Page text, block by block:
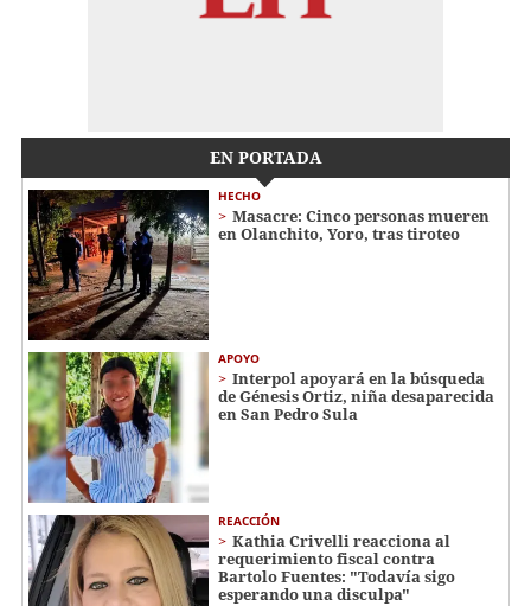
EN PORTADA
HECHO
Masacre: Cinco personas mueren
en Olanchito, Yoro, tras tiroteo
APOYO
Interpol apoyará en la búsqueda
de Génesis Ortiz, niña desaparecida
en San Pedro Sula
REACCIÓN
Kathia Crivelli reacciona al
requerimiento fiscal contra
Bartolo Fuentes: "Todavía sigo
esperando una disculpa"